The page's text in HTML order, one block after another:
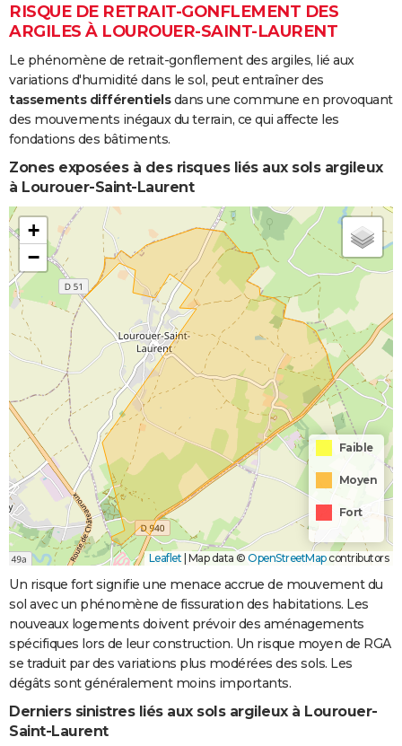
RISQUE DE RETRAIT-GONFLEMENT DES
ARGILES À LOUROUER-SAINT-LAURENT
Le phénomène de retrait-gonflement des argiles, lié aux
variations d'humidité dans le sol, peut entraîner des
tassements différentielsdans une commune en provoquant
des mouvements inégaux du terrain, ce qui affecte les
fondations des bâtiments.
Zones exposées à des risques liés aux sols argileux
à Lourouer-Saint-Laurent
+
−
Faible
Moyen
Fort
Leaflet | Map data © OpenStreetMapcontributors
Un risque fort signifie une menace accrue de mouvement du
sol avec un phénomène de fissuration des habitations. Les
nouveaux logements doivent prévoir des aménagements
spécifiques lors de leur construction. Un risque moyen de RGA
se traduit par des variations plus modérées des sols. Les
dégâts sont généralement moins importants.
Derniers sinistres liés aux sols argileux à Lourouer-
Saint-Laurent